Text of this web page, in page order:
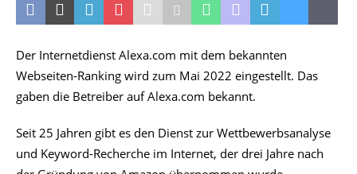
Der Internetdienst Alexa.com mit dem bekannten
Webseiten-Ranking wird zum Mai 2022 eingestellt. Das
gaben die Betreiber auf Alexa.com bekannt.
Seit 25 Jahren gibt es den Dienst zur Wettbewerbsanalyse
und Keyword-Recherche im Internet, der drei Jahre nach